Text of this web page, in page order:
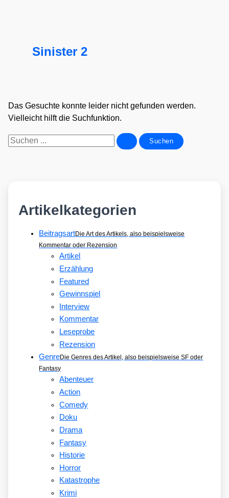
Sinister 2
Das Gesuchte konnte leider nicht gefunden werden.
Vielleicht hilft die Suchfunktion.
Suchen
Artikelkategorien
BeitragsartDie Art des Artikels, also beispielsweise
Kommentar oder Rezension
Artikel
Erzählung
Featured
Gewinnspiel
Interview
Kommentar
Leseprobe
Rezension
GenreDie Genres des Artikel, also beispielsweise SF oder
Fantasy
Abenteuer
Action
Comedy
Doku
Drama
Fantasy
Historie
Horror
Katastrophe
Krimi